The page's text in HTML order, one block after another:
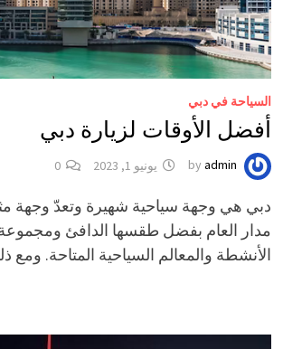
السياحة في دبي
أفضل الأوقات لزيارة دبي
byadmin يونيو 1, 2023 0
دبي هي وجهة سياحية شهيرة وتعدّ وجهة
مدار العام بفضل طقسها الدافئ
الأنشطة والمعالم السياحية المتاحة. ومع